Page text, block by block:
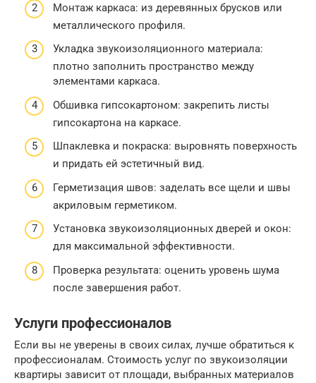
Монтаж каркаса: из деревянных брусков или
металлического профиля.
Укладка звукоизоляционного материала:
плотно заполнить пространство между
элементами каркаса.
Обшивка гипсокартоном: закрепить листы
гипсокартона на каркасе.
Шпаклевка и покраска: выровнять поверхность
и придать ей эстетичный вид.
Герметизация швов: заделать все щели и швы
акриловым герметиком.
Установка звукоизоляционных дверей и окон:
для максимальной эффективности.
Проверка результата: оценить уровень шума
после завершения работ.
Услуги профессионалов
Если вы не уверены в своих силах, лучше обратиться к
профессионалам. Стоимость услуг по звукоизоляции
квартиры зависит от площади, выбранных материалов